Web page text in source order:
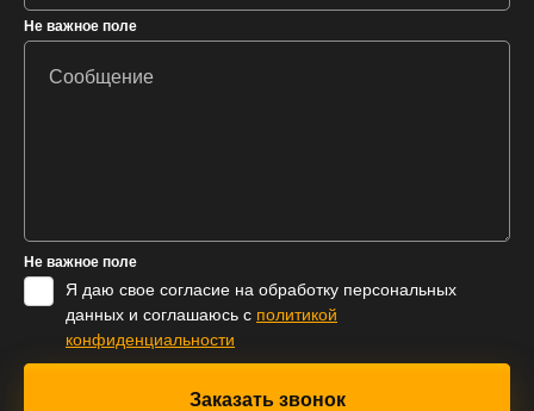
Не важное поле
Не важное поле
Я даю свое согласие на обработку персональных
данных и соглашаюсь с политикой
конфиденциальности